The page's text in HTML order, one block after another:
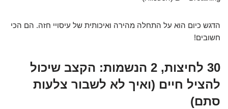
הדגש כיום הוא על התחלה מהירה ואיכותית של עיסויי חזה. הם הכי
חשובים!
30 לחיצות, 2 הנשמות: הקצב שיכול
להציל חיים (ואיך לא לשבור צלעות
סתם)